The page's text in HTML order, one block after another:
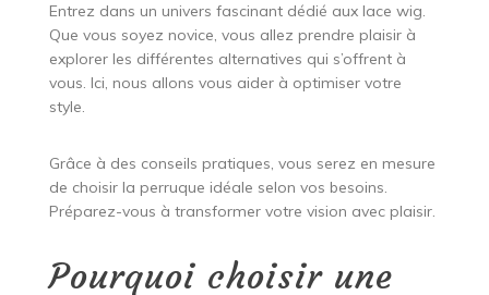
Entrez dans un univers fascinant dédié aux lace wig.
Que vous soyez novice, vous allez prendre plaisir à
explorer les différentes alternatives qui s’offrent à
vous. Ici, nous allons vous aider à optimiser votre
style.
Grâce à des conseils pratiques, vous serez en mesure
de choisir la perruque idéale selon vos besoins.
Préparez-vous à transformer votre vision avec plaisir.
Pourquoi choisir une